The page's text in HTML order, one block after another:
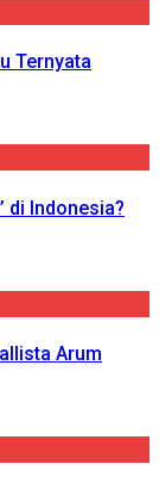
Ternyata
di Indonesia?
Arum